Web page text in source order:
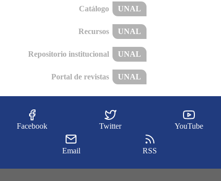
Catálogo UNAL
Recursos UNAL
Repositorio institucional UNAL
Portal de revistas UNAL
Facebook Twitter YouTube
Email RSS